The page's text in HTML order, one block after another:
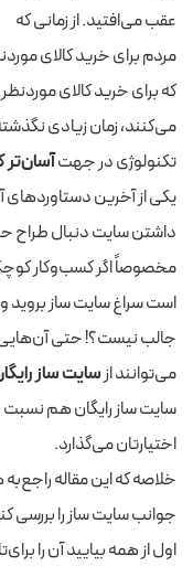
عقب می‌افتید. از زمانی که
مردم برای خرید کالای
که برای خرید کالای
می‌کنند، زمان زیادی
تکنولوژی در جهتآسان‌تر
یکی از آخرین دستاوردهای
داشتن سایت دنبال طراح
مخصوصاً اگر کسب‌وکار
جالب نیست؟! حتی آن‌هایی
می‌توانند ازسایت ساز
سایت ساز رایگان هم نسبت
اختیارتان می‌گذارد.
خلاصه که این مقاله
جوانب سایت ساز را بررسی
اول از همه بیایید آن را